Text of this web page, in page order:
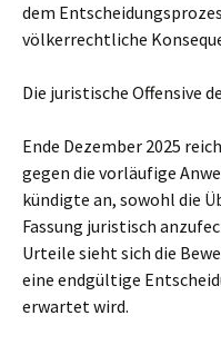
dem
völkerrechtliche
Die juristische Offensive
Ende Dezember 2025
gegen die vorläufige
kündigte an, sowohl die
Fassung juristisch
Urteile sieht sich die
eine endgültige
erwartet wird.